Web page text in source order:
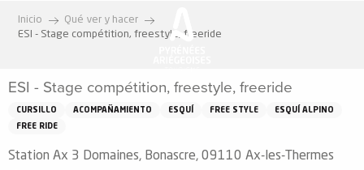
Inicio
Qué ver y hacer
ESI - Stage compétition, freestyle, freeride
ESI - Stage compétition, freestyle, freeride
CURSILLO ACOMPAÑAMIENTO ESQUÍ FREE STYLE
ESQUÍ ALPINO
FREE RIDE
Station Ax 3 Domaines, Bonascre, 09110 Ax-les-Thermes